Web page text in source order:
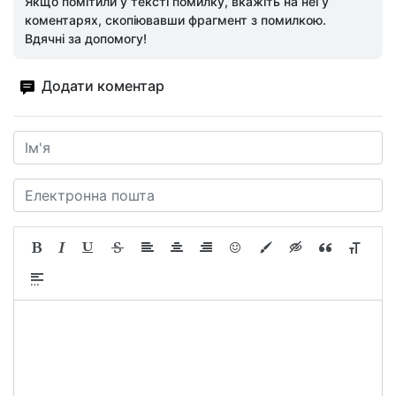
коментарях, скопіювавши фрагмент з помилкою.
Вдячні за допомогу!
Додати коментар